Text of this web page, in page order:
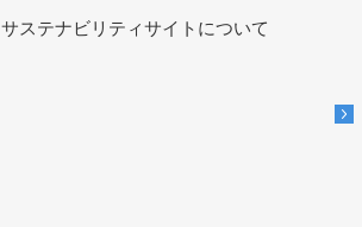
サステナビリティサイトについて